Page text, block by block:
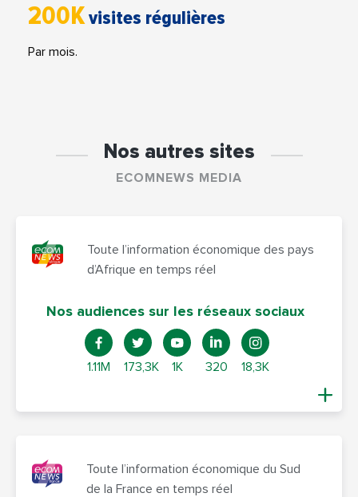
200Kvisites régulières
Par mois.
Nos autres sites
ECOMNEWS MEDIA
Toute l’information économique des pays
d’Afrique en temps réel
Nos audiences sur les réseaux sociaux
1.11M 173,3K 1K 320 18,3K
Toute l’information économique du Sud
de la France en temps réel